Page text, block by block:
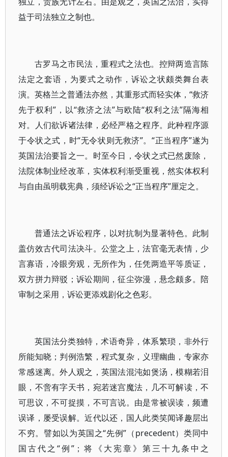
益于司法独立之制也。
古罗马之市民法，重程式之法也。控辩两造言陈
法定之套语，为要式之动作，诉讼之状颇类舞台表
演。英格兰之普通法亦然，其重形式而轻实体，“救济
先于权利”，以“救济之法”与欧陆“权利之法”隔海相
对。人们欲诉诸法律，必经严格之程序。此种程序源
于令状之式，时“无令状则无救济”。“正当程序”遂为
英国法治要旨之一。时至今日，令状之式已然废除，
法院体制业经改革，实体权利渐受重视，然实体权利
与自由虽明载宪典，须经诉讼之“正当程序”厘定之。
普通法之诉讼程序，以对抗制为显著特色。此制
盖仿效古代司法决斗。公堂之上，法官毫无表情，少
言寡语，冷眼旁观，无所作为，任凭两造平等质证，
双方拼力辩驳；诉讼期间，征尘弥漫，悬念颇多。陪
审制之采用，诉讼更添戏剧化之色彩。
英国法分类独特，术语奇异，体系繁琐，非外行
所能知晓；判例浩繁，程式复杂，义理幽曲，专家亦
常感迷离。外人观之，英国法混沌如煲汤，模糊若泪
眼，不啻有字天书，宛若迷宫魔法，几不可解读，不
可思议，不可捉摸，不可言说。由是常被误读，频遭
误译，屡受误解。近代以还，国人此类笑闻译趣层出
不穷。譬如以为英国之“先例”（precedent）类同中
国古代之“例”；将《大宪章》第三十九条中之